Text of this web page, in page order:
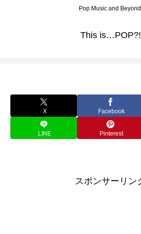
Pop Music and
This is…POP?!
X Facebook
LINE Pinterest
スポンサーリン